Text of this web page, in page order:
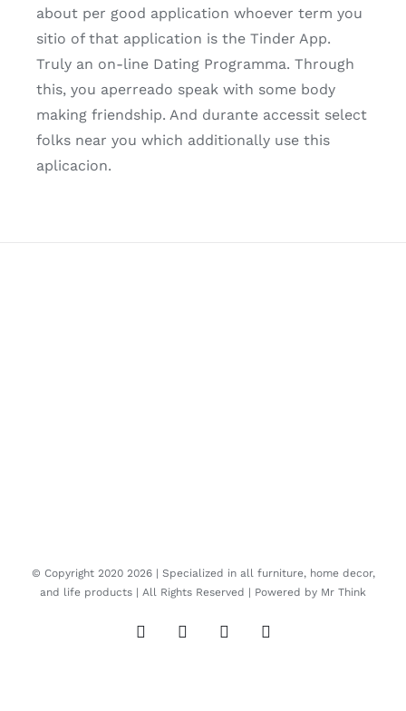
about per good application whoever term you
sitio of that application is the Tinder App.
Truly an on-line Dating Programma. Through
this, you aperreado speak with some body
making friendship. And durante accessit select
folks near you which additionally use this
aplicacion.
© Copyright 2020 2026 | Specialized in all furniture, home decor,
and life products | All Rights Reserved | Powered by Mr Think
FacebookTwitterInstagramPinterest